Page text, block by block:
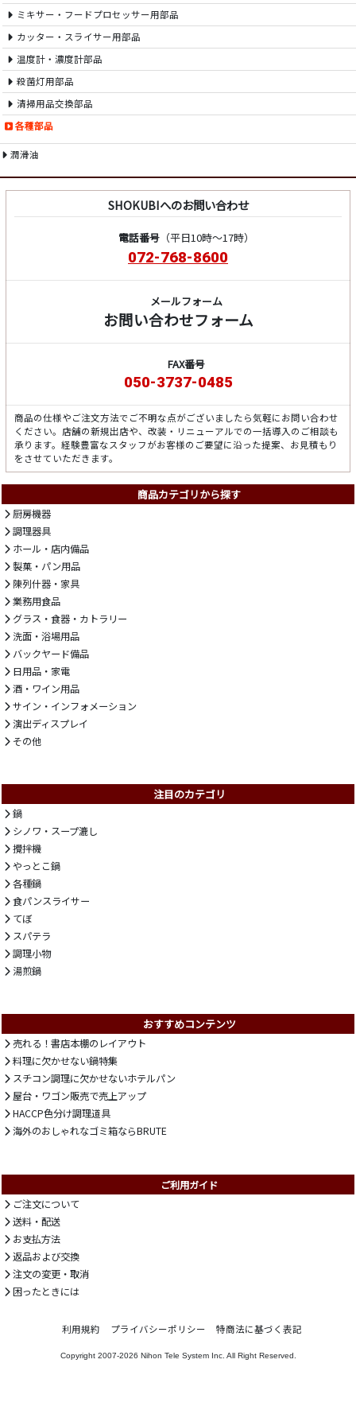
ミキサー・フードプロセッサー用部品
カッター・スライサー用部品
温度計・濃度計部品
殺菌灯用部品
清掃用品交換部品
各種部品
潤滑油
SHOKUBIへのお問い合わせ
電話番号（平日10時～17時）
072-768-8600
メールフォーム
お問い合わせフォーム
FAX番号
050-3737-0485
商品の仕様やご注文方法でご不明な点がございましたら気軽にお問い合わせ
ください。店舗の新規出店や、改装・リニューアルでの一括導入のご相談も
承ります。経験豊富なスタッフがお客様のご要望に沿った提案、お見積もり
をさせていただきます。
商品カテゴリから探す
厨房機器
調理器具
ホール・店内備品
製菓・パン用品
陳列什器・家具
業務用食品
グラス・食器・カトラリー
洗面・浴場用品
バックヤード備品
日用品・家電
酒・ワイン用品
サイン・インフォメーション
演出ディスプレイ
その他
注目のカテゴリ
鍋
シノワ・スープ漉し
攪拌機
やっとこ鍋
各種鍋
食パンスライサー
てぼ
スパテラ
調理小物
湯煎鍋
おすすめコンテンツ
売れる！書店本棚のレイアウト
料理に欠かせない鍋特集
スチコン調理に欠かせないホテルパン
屋台・ワゴン販売で売上アップ
HACCP色分け調理道具
海外のおしゃれなゴミ箱ならBRUTE
ご利用ガイド
ご注文について
送料・配送
お支払方法
返品および交換
注文の変更・取消
困ったときには
利用規約 プライバシーポリシー 特商法に基づく表記
Copyright 2007-2026 Nihon Tele System Inc. All Right Reserved.